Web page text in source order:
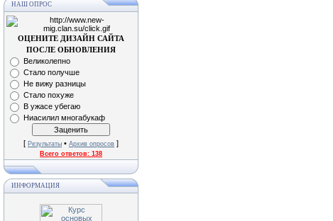
НАШ ОПРОС
ОЦЕНИТЕ ДИЗАЙН САЙТА
ПОСЛЕ ОБНОВЛЕНИЯ
Великолепно
Стало получше
Не вижу разницы
Стало похуже
В ужасе убегаю
Ниасилил многабукаф
[ Результаты • Архив опросов ]
Всего ответов: 138
ИНФОРМАЦИЯ